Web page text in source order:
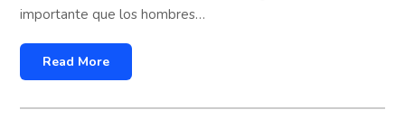
importante que los hombres…
Read More